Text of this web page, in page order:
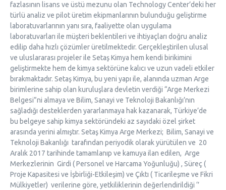
fazlasının lisans ve üstü mezunu olan Technology Center’deki her
türlü analiz ve pilot üretim ekipmanlarının bulunduğu geliştirme
laboratuvarlarının yanı sıra, faaliyette olan uygulama
laboratuvarları ile müşteri beklentileri ve ihtiyaçları doğru analiz
edilip daha hızlı çözümler üretilmektedir. Gerçekleştirilen ulusal
ve uluslararası projeler ile Setaş Kimya hem kendi birikimini
geliştirmekte hem de kimya sektörüne kalıcı ve uzun vadeli etkiler
bırakmaktadır. Setaş Kimya, bu yeni yapı ile, alanında uzman Arge
birimlerine sahip olan kuruluşlara devletin verdiği “Arge Merkezi
Belgesi”ni almaya ve Bilim, Sanayi ve Teknoloji Bakanlığı’nın
sağladığı desteklerden yararlanmaya hak kazanarak, Türkiye’de
bu belgeye sahip kimya sektöründeki az sayıdaki özel şirket
arasında yerini almıştır. Setaş Kimya Arge Merkezi; Bilim, Sanayi ve
Teknoloji Bakanlığı tarafından periyodik olarak yürütülen ve 20
Aralık 2017 tarihinde tamamlanıp ve kamuya ilan edilen, Arge
Merkezlerinin Girdi ( Personel ve Harcama Yoğunluğu) , Süreç (
Proje Kapasitesi ve İşbirliği-Etkileşim) ve Çıktı ( Ticarileşme ve Fikri
Mülkiyetler) verilerine göre, yetkiliklerinin değerlendirildiği ‘’